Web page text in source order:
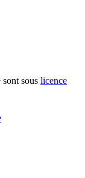
sous licence